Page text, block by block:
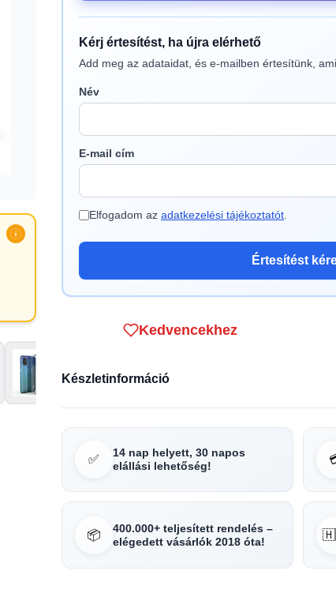
Kérj értesítést, ha újra elérhető
Add meg az adataidat, és e-mailben értesítünk,
Név
E-mail cím
Elfogadom az adatkezelési tájékoztatót
Értesítést
Kedvencekhez
Készletinformáció
✅
14 nap helyett, 30 napos
elállási lehetőség!
📦
400.000+ teljesített rendelés –
elégedett vásárlók 2018 óta!